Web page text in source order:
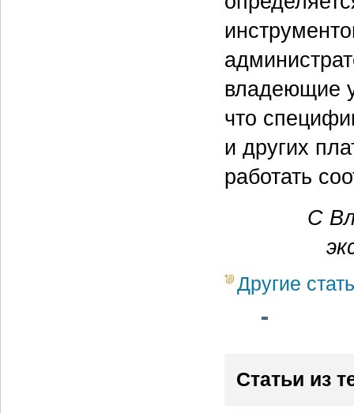
владеющие
что
и других
работать
С
Другие
Статьи из